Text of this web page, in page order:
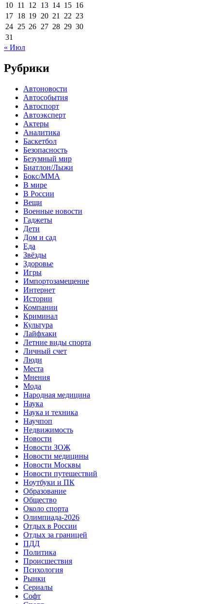
10 11 12 13 14 15 16
17 18 19 20 21 22 23
24 25 26 27 28 29 30
31
« Июл
Рубрики
Автоновости
Автособытия
Автоспорт
Автоэксперт
Актеры
Аналитика
Баскетбол
Безопасность
Безумный мир
Биатлон/Лыжи
Бокс/MMA
В мире
В России
Вещи
Военные новости
Гаджеты
Дети
Дом и сад
Еда
Звёзды
Здоровье
Игры
Импортозамещение
Интернет
Истории
Компании
Криминал
Культура
Лайфхаки
Летние виды спорта
Личный счет
Люди
Места
Мнения
Мода
Народная медицина
Наука
Наука и техника
Научпоп
Недвижимость
Новости
Новости ЗОЖ
Новости медицины
Новости Москвы
Новости путешествий
Ноутбуки и ПК
Образование
Общество
Около спорта
Олимпиада-2026
Отдых в России
Отдых за границей
ПДД
Политика
Происшествия
Психология
Рынки
Сериалы
Софт